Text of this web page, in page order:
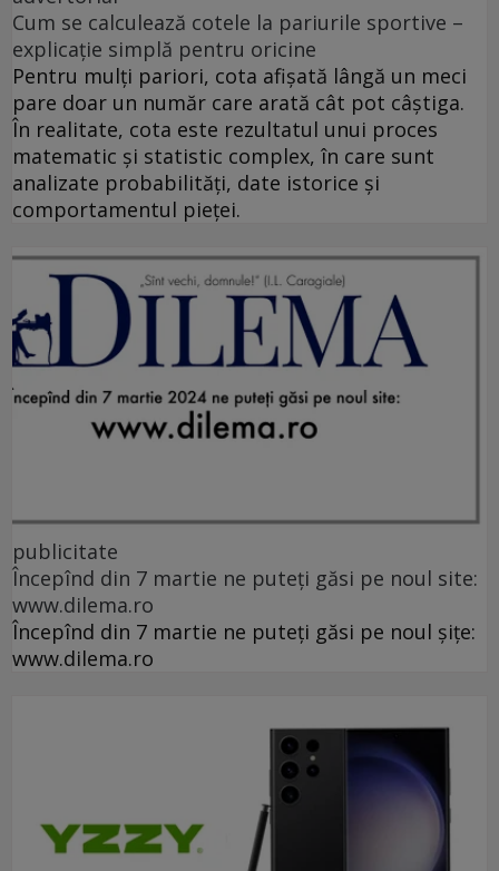
Cum se calculează cotele la pariurile sportive –
explicație simplă pentru oricine
Pentru mulți pariori, cota afișată lângă un meci
pare doar un număr care arată cât pot câștiga.
În realitate, cota este rezultatul unui proces
matematic și statistic complex, în care sunt
analizate probabilități, date istorice și
comportamentul pieței.
publicitate
Începînd din 7 martie ne puteți găsi pe noul site:
www.dilema.ro
Începînd din 7 martie ne puteți găsi pe noul șițe:
www.dilema.ro